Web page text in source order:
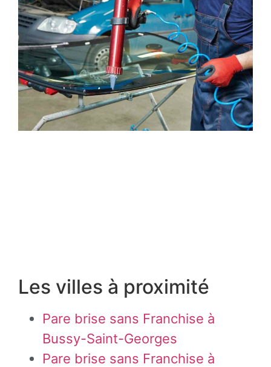
Les villes à proximité
Pare brise sans Franchise à
Bussy-Saint-Georges
Pare brise sans Franchise à